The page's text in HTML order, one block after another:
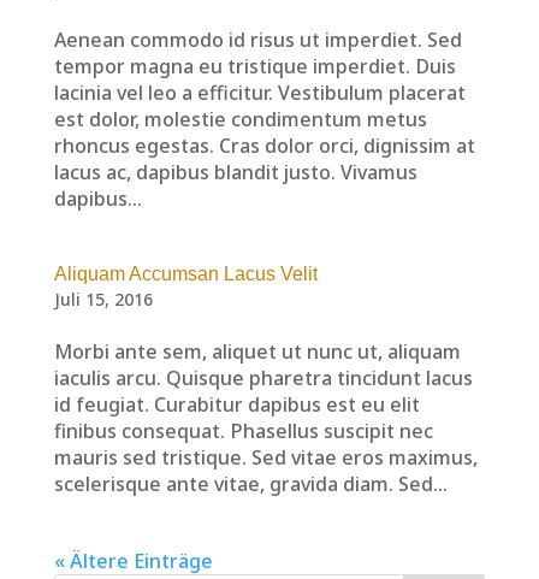
Aenean commodo id risus ut imperdiet. Sed
tempor magna eu tristique imperdiet. Duis
lacinia vel leo a efficitur. Vestibulum placerat
est dolor, molestie condimentum metus
rhoncus egestas. Cras dolor orci, dignissim at
lacus ac, dapibus blandit justo. Vivamus
dapibus...
Aliquam Accumsan Lacus Velit
Juli 15, 2016
Morbi ante sem, aliquet ut nunc ut, aliquam
iaculis arcu. Quisque pharetra tincidunt lacus
id feugiat. Curabitur dapibus est eu elit
finibus consequat. Phasellus suscipit nec
mauris sed tristique. Sed vitae eros maximus,
scelerisque ante vitae, gravida diam. Sed...
« Ältere Einträge